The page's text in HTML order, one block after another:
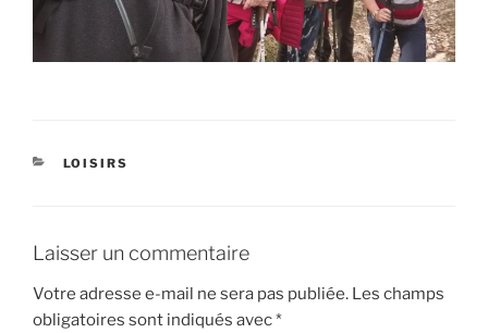
CATÉGORIES
LOISIRS
Laisser un commentaire
Votre adresse e-mail ne sera pas publiée. Les champs
obligatoires sont indiqués avec*